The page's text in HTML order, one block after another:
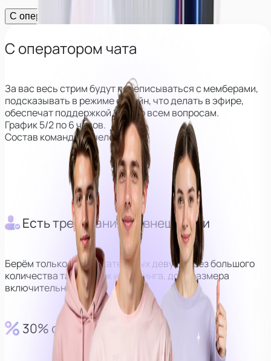
С оператором
С оператором чата
За вас весь стрим будут переписываться с мемберами,
подсказывать в режиме онлайн, что делать в эфире,
обеспечат поддержкой 24/7 по всем вопросам.
График 5/2 по 6 часов.
Состав команды: 3 человека.
Главный куратор
Оператор
Куратор
Есть требования по внешности
Берём только привлекательных девушек без большого
количества татуировок и пирсинга, до М размера
включительно.
30% от выручки